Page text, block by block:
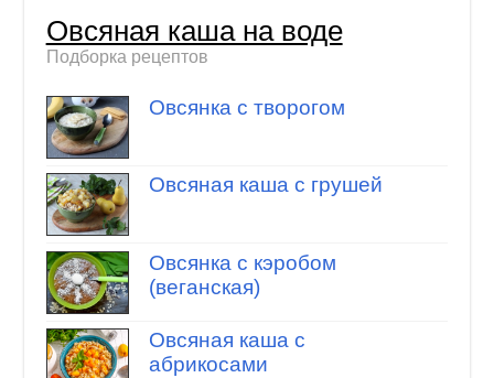
Овсяная каша на воде
Подборка рецептов
Овсянка с творогом
Овсяная каша с грушей
Овсянка с кэробом
(веганская)
Овсяная каша с
абрикосами